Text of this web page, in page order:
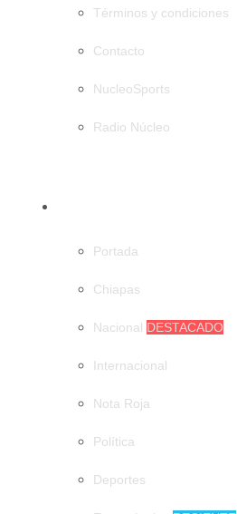
Términos y condiciones
Contacto
NucleoSports
Radio Núcleo
Portada
Chiapas
Nacional DESTACADO
Internacional
Nota Roja
Política
Deportes